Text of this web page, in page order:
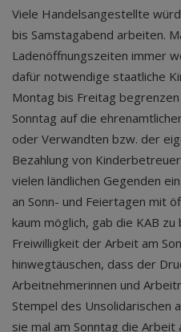
Viele Handelsangestellte
bis Samstagabend arbeiten.
Ladenöffnungszeiten immer
dafür notwendige staatliche
Montag bis Freitag
Sonntag auf die
oder Verwandten bzw. der
Bezahlung von
vielen ländlichen Gegenden
an Sonn- und Feiertagen mit
kaum möglich, gab die KAB
Freiwilligkeit der Arbeit am
hinwegtäuschen, dass der
Arbeitnehmerinnen und
Stempel des Unsolidarischen
sie mal am Sonntag die Arbeit